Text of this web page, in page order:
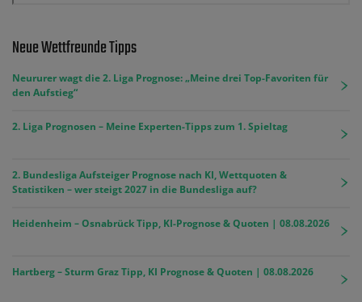
Neue Wettfreunde Tipps
Neururer wagt die 2. Liga Prognose: „Meine drei Top-Favoriten für
den Aufstieg“
2. Liga Prognosen – Meine Experten-Tipps zum 1. Spieltag
2. Bundesliga Aufsteiger Prognose nach KI, Wettquoten &
Statistiken – wer steigt 2027 in die Bundesliga auf?
Heidenheim – Osnabrück Tipp, KI-Prognose & Quoten | 08.08.2026
Hartberg – Sturm Graz Tipp, KI Prognose & Quoten | 08.08.2026